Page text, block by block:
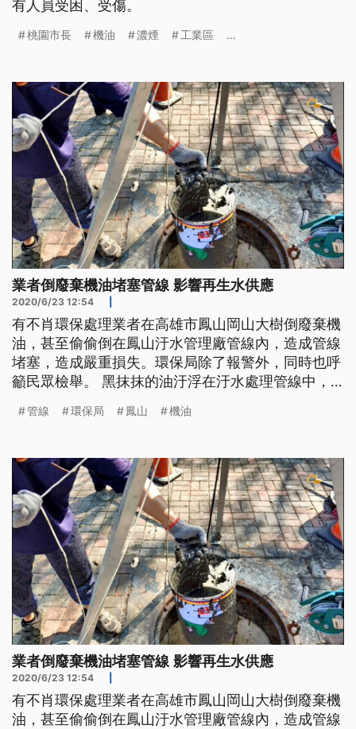
有人員受困、受傷。
桃園市長 機油 濃煙 工業區 ...
業者倒廢棄機油堵塞管線 影響再生水供應
2020/6/23 12:54
有不肖環保處理業者在高雄市鳳山岡山大樹倒廢棄機
油，甚至偷偷倒在鳳山汙水管理廠管線內，造成管線
堵塞，造成嚴重損失。環保局除了報警外，同時也呼
籲民眾檢舉。 黑抹抹的油汙浮在汙水處理管線中，
到水面上吸油，才能清除。高市水利局副局長梁錦淵
高）的值大概在150。那我們廠的設計上限在500，
那一陣子有發現800，這個
管線 環保局 鳳山 機油
業者倒廢棄機油堵塞管線 影響再生水供應
2020/6/23 12:54
有不肖環保處理業者在高雄市鳳山岡山大樹倒廢棄機
油，甚至偷偷倒在鳳山汙水管理廠管線內，造成管線